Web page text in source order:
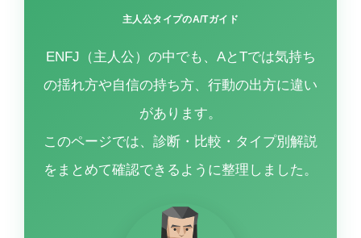
主人公タイプのA/Tガイド
ENFJ（主人公）の中でも、AとTでは気持ち
の揺れ方や自信の持ち方、行動の出方に違い
があります。
このページでは、診断・比較・タイプ別解説
をまとめて確認できるように整理しました。